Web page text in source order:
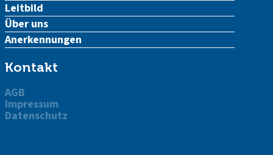
Leitbild
Über uns
Anerkennungen
Kontakt
AGB
Impressum
Datenschutz